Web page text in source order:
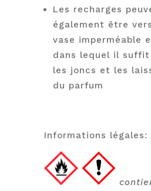
Les recharges
également être
vase imperméable
dans lequel il suffit
les joncs et les
du parfum
Informations légales: